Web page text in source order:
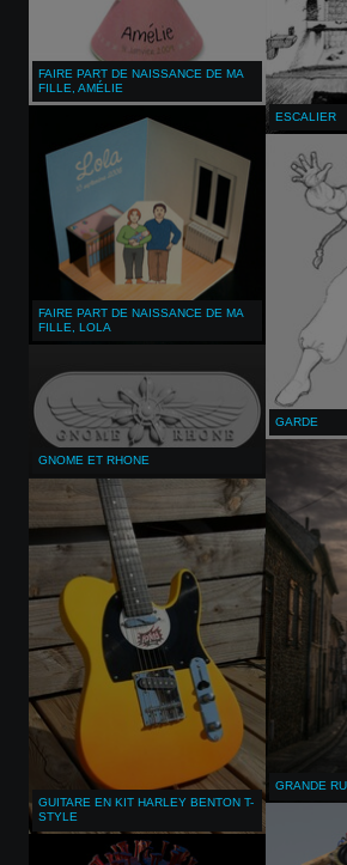
ESCALIER
FAIRE PART DE NAISSANCE DE MA
FILLE, AMÉLIE
FAIRE PART DE NAISSANCE DE MA
FILLE, LOLA
GARDE
GNOME ET RHONE
GRANDE
GUITARE EN KIT HARLEY BENTON T-
STYLE